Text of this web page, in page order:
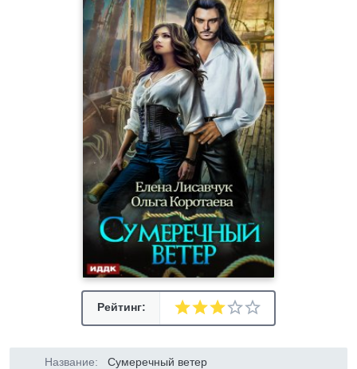
Рейтинг:
Название: Сумеречный ветер